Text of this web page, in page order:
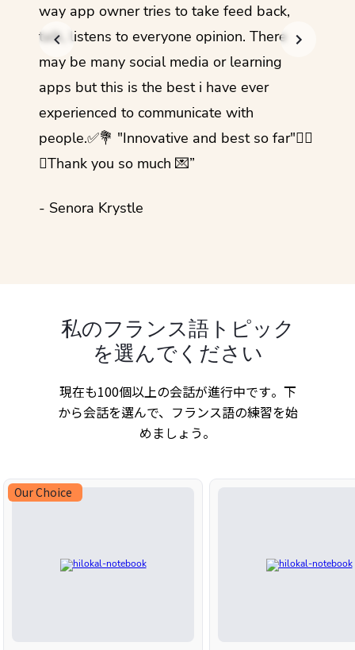
way app owner tries to take feed back,
talk, listens to everyone opinion. There
may be many social media or learning
apps but this is the best i have ever
experienced to communicate with
people.✅💐 "Innovative and best so far"✌🏻
💜Thank you so much 💌”
- Senora Krystle
私のフランス語トピック
を選んでください
現在も100個以上の会話が進行中です。下
から会話を選んで、フランス語の練習を始
めましょう。
Our Choice